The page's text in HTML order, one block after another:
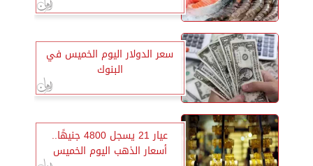
سعر الدولار اليوم الخميس في
البنوك
عيار 21 يسجل 4800 جنيهًا..
أسعار الذهب اليوم الخميس